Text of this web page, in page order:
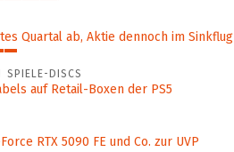
Quartal ab, Aktie dennoch im Sinkflug
SPIELE-DISCS
auf Retail-Boxen der PS5
RTX 5090 FE und Co. zur UVP